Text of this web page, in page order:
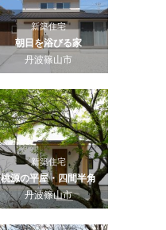
新築住宅
朝日を浴びる家
丹波篠山市
新築住宅
桃源の平屋・四間半角
丹波篠山市